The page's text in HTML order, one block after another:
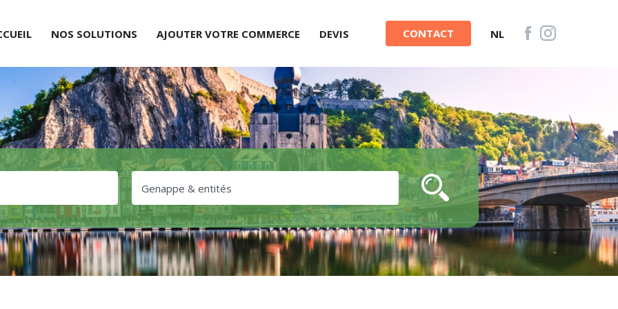
NOS SOLUTIONS AJOUTER VOTRE COMMERCE DEVIS CONTACT NL